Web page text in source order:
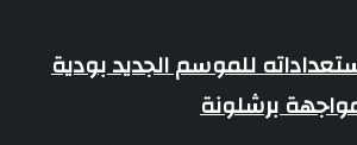
للموسم الجديد بودية
برشلونة